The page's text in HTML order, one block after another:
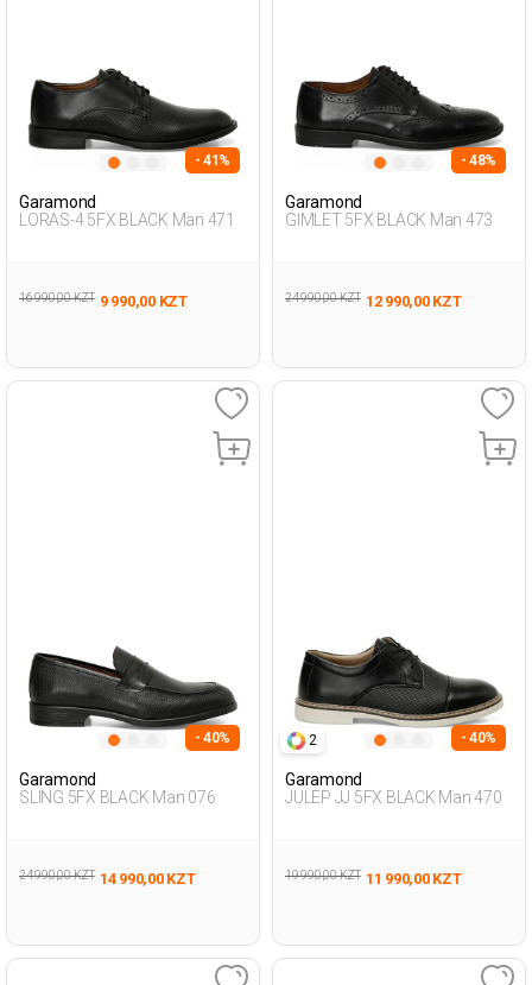
- 41%
Garamond
LORAS-4 5FX BLACK Man 471
16 990,00 KZT 9 990,00 KZT
- 48%
Garamond
GIMLET 5FX BLACK Man 473
24 990,00 KZT 12 990,00 KZT
- 40%
Garamond
SLING 5FX BLACK Man 076
24 990,00 KZT 14 990,00 KZT
2 - 40%
Garamond
JULEP JJ 5FX BLACK Man 470
19 990,00 KZT 11 990,00 KZT